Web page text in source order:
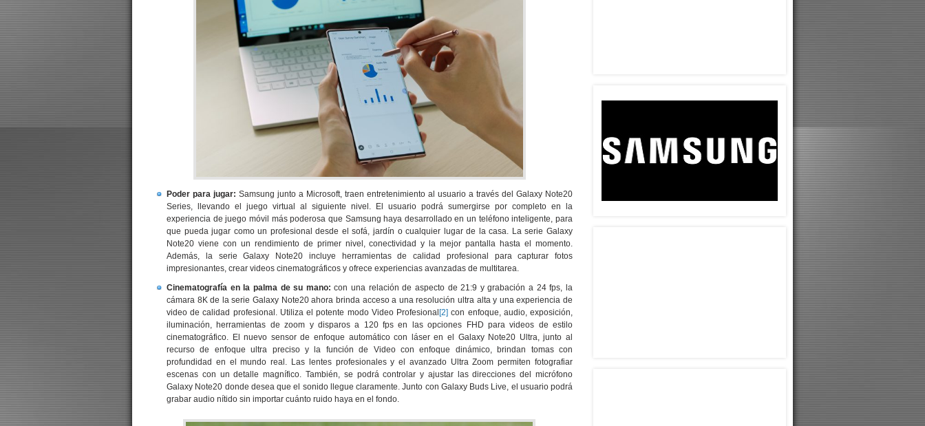
Poder para jugar: Samsung junto a Microsoft, traen entretenimiento al usuario a través del Galaxy Note20
Series, llevando el juego virtual al siguiente nivel. El usuario podrá sumergirse por completo en la
experiencia de juego móvil más poderosa que Samsung haya desarrollado en un teléfono inteligente, para
que pueda jugar como un profesional desde el sofá, jardín o cualquier lugar de la casa. La serie Galaxy
Note20 viene con un rendimiento de primer nivel, conectividad y la mejor pantalla hasta el momento.
Además, la serie Galaxy Note20 incluye herramientas de calidad profesional para capturar fotos
impresionantes, crear videos cinematográficos y ofrece experiencias avanzadas de multitarea.
Cinematografía en la palma de su mano:con una relación de aspecto de 21:9 y grabación a 24 fps, la
cámara 8K de la serie Galaxy Note20 ahora brinda acceso a una resolución ultra alta y una experiencia de
video de calidad profesional. Utiliza el potente modo Video Profesional[2] con enfoque, audio, exposición,
iluminación, herramientas de zoom y disparos a 120 fps en las opciones FHD para videos de estilo
cinematográfico. El nuevo sensor de enfoque automático con láser en el Galaxy Note20 Ultra, junto al
recurso de enfoque ultra preciso y la función de Video con enfoque dinámico, brindan tomas con
profundidad en el mundo real. Las lentes profesionales y el avanzado Ultra Zoom permiten fotografiar
escenas con un detalle magnífico. También, se podrá controlar y ajustar las direcciones del micrófono
Galaxy Note20 donde desea que el sonido llegue claramente. Junto con Galaxy Buds Live, el usuario podrá
grabar audio nítido sin importar cuánto ruido haya en el fondo.